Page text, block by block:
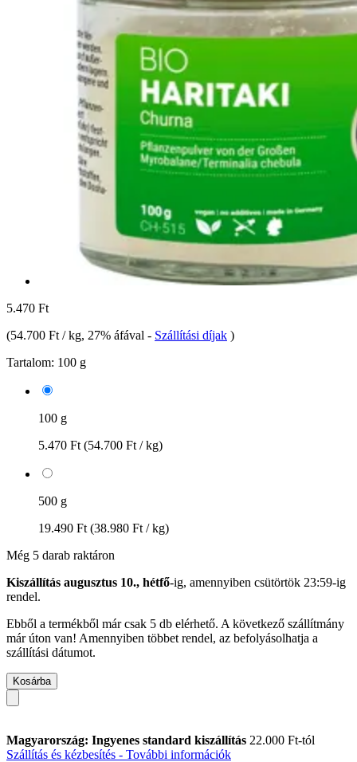
5.470 Ft
(54.700 Ft / kg, 27% áfával - Szállítási díjak )
Tartalom: 100 g
100 g
5.470 Ft (54.700 Ft / kg)
500 g
19.490 Ft (38.980 Ft / kg)
Még 5 darab raktáron
Kiszállítás augusztus 10., hétfő-ig, amennyiben csütörtök 23:59-ig
rendel.
Ebből a termékből már csak 5 db elérhető. A következő szállítmány
már úton van! Amennyiben többet rendel, az befolyásolhatja a
szállítási dátumot.
Kosárba
Magyarország: Ingyenes standard kiszállítás 22.000 Ft-tól
Szállítás és kézbesítés - További információk